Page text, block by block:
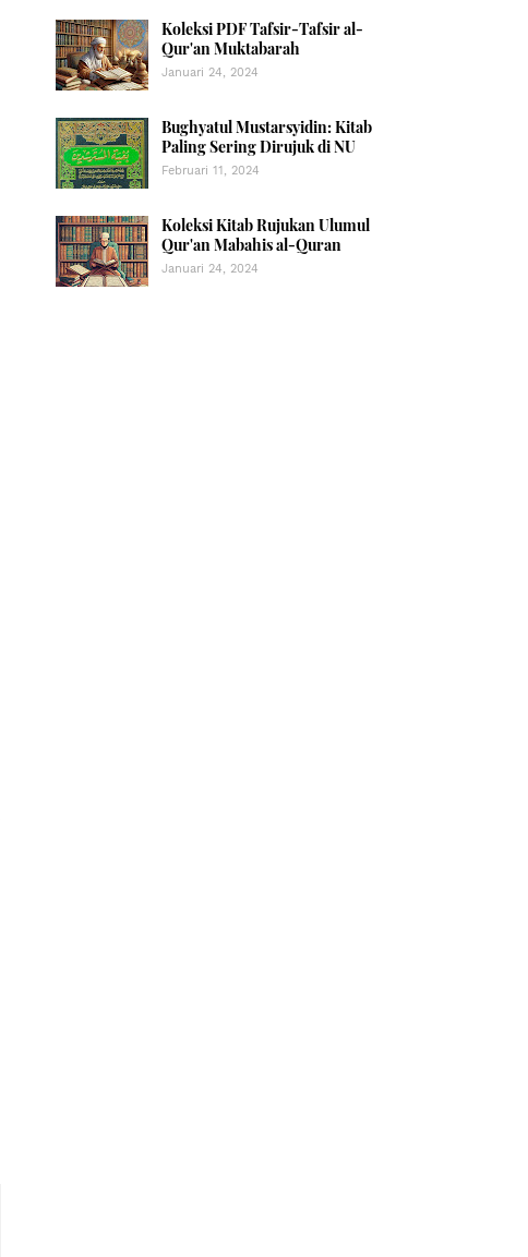
Koleksi PDF Tafsir-Tafsir al-
Qur'an Muktabarah
Januari 24, 2024
Bughyatul Mustarsyidin: Kitab
Paling Sering Dirujuk di NU
Februari 11, 2024
Koleksi Kitab Rujukan Ulumul
Qur'an Mabahis al-Quran
Januari 24, 2024